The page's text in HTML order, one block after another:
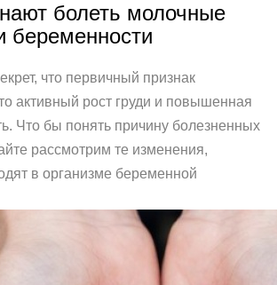
болеть молочные
беременности
что первичный признак
активный рост груди и повышенная
Что бы понять причину болезненных
рассмотрим те изменения,
в организме беременной